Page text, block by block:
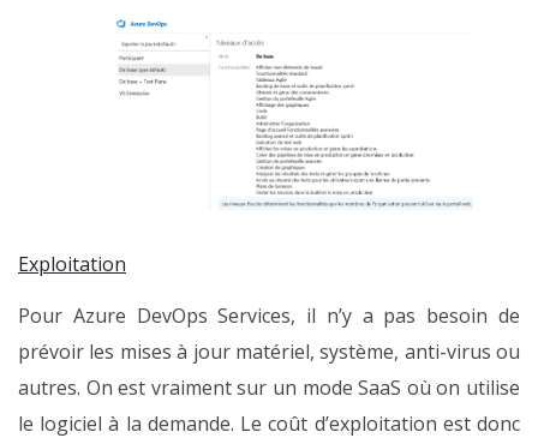
Exploitation
Pour Azure DevOps Services, il n’y a pas besoin de
prévoir les mises à jour matériel, système, anti-virus ou
autres. On est vraiment sur un mode SaaS où on utilise
le logiciel à la demande. Le coût d’exploitation est donc